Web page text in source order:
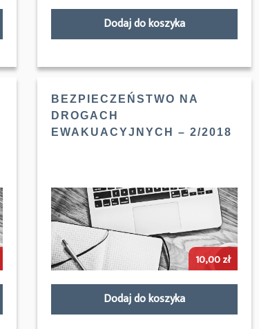
Dodaj do koszyka
BEZPIECZEŃSTWO NA
DROGACH
EWAKUACYJNYCH – 2/2018
10,00zł
Dodaj do koszyka